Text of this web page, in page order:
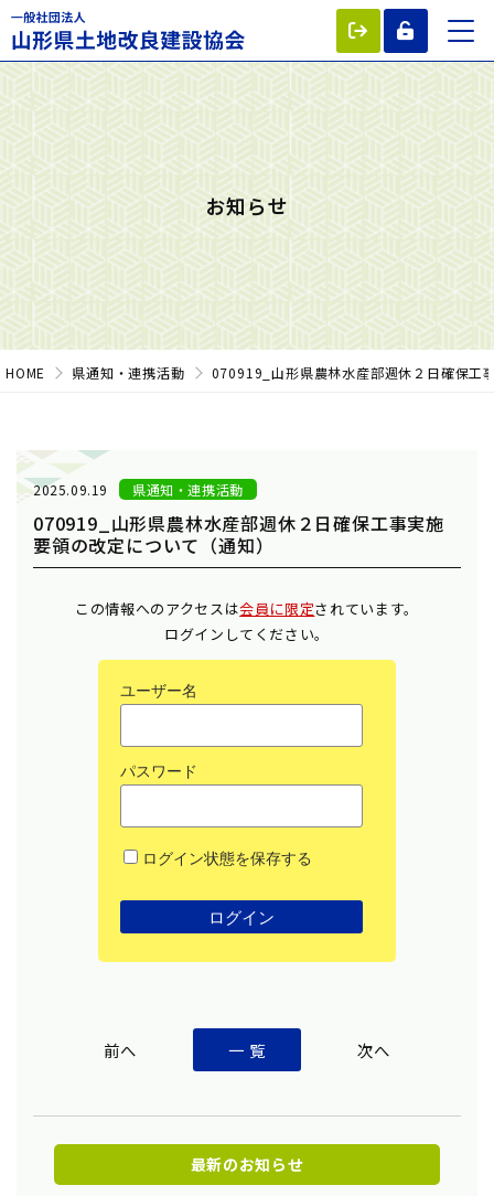
お知らせ
HOME 県通知・連携活動 070919_山形県農林水産部週休２日確保工
2025.09.19 県通知・連携活動
070919_山形県農林水産部週休２日確保工事実施
要領の改定について（通知）
この情報へのアクセスは会員に限定されています。
ログインしてください。
ユーザー名
パスワード
ログイン状態を保存する
一 覧
最新のお知らせ